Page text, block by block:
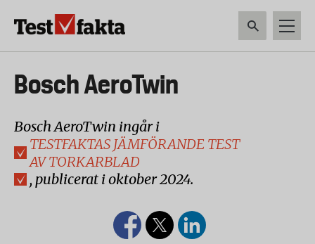
Huvudmeny
ny
Bosch AeroTwin
Bosch AeroTwin ingår i
TESTFAKTAS JÄMFÖRANDE TEST
AV TORKARBLAD
, publicerat i oktober 2024.